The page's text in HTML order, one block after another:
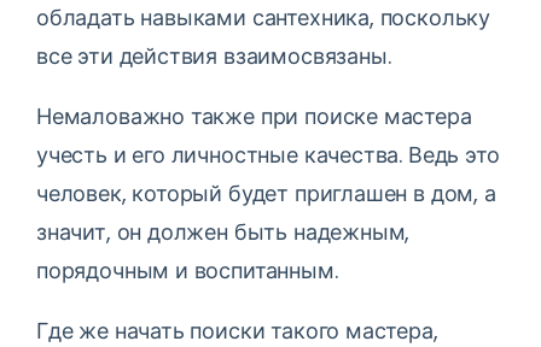
обладать навыками сантехника, поскольку
все эти действия взаимосвязаны.
Немаловажно также при поиске мастера
учесть и его личностные качества. Ведь это
человек, который будет приглашен в дом, а
значит, он должен быть надежным,
порядочным и воспитанным.
Где же начать поиски такого мастера,